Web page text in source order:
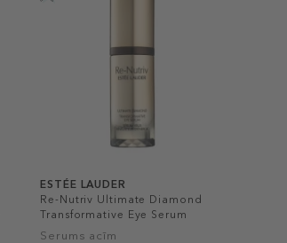
ESTÉE LAUDER
Re-Nutriv Ultimate Diamond
Transformative Eye Serum
Serums acīm